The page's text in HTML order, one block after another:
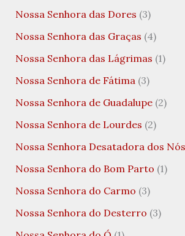
Nossa Senhora das Dores (3)
Nossa Senhora das Graças (4)
Nossa Senhora das Lágrimas (1)
Nossa Senhora de Fátima(3)
Nossa Senhora de Guadalupe(2)
Nossa Senhora de Lourdes (2)
Nossa Senhora Desatadora dos Nós
Nossa Senhora do Bom Parto (1)
Nossa Senhora do Carmo (3)
Nossa Senhora do Desterro (3)